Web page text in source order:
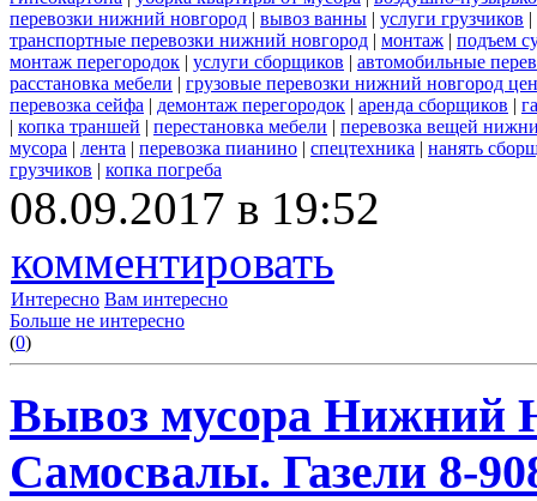
перевозки нижний новгород | вывоз ванны | услуги грузчиков |
транспортные перевозки нижний новгород | монтаж | подъем
монтаж перегородок | услуги сборщиков | автомобильные
расстановка мебели | грузовые перевозки нижний новгород
перевозка сейфа | демонтаж перегородок | аренда сборщиков |
| копка траншей | перестановка мебели | перевозка вещей
мусора | лента | перевозка пианино | спецтехника | нанять
грузчиков | копка погреба
08.09.2017 в 19:52
комментировать
Интересно Вам интересно
Больше не интересно
(0)
Вывоз мусора Нижний
Самосвалы. Газели 8-